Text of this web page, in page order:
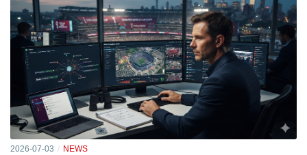
2026-07-03 NEWS